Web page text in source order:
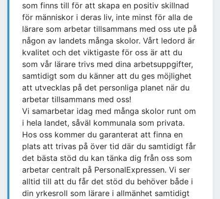
som finns till för att skapa en positiv skillnad
för människor i deras liv, inte minst för alla de
lärare som arbetar tillsammans med oss ute på
någon av landets många skolor. Vårt ledord är
kvalitet och det viktigaste för oss är att du
som vår lärare trivs med dina arbetsuppgifter,
samtidigt som du känner att du ges möjlighet
att utvecklas på det personliga planet när du
arbetar tillsammans med oss!
Vi samarbetar idag med många skolor runt om
i hela landet, såväl kommunala som privata.
Hos oss kommer du garanterat att finna en
plats att trivas på över tid där du samtidigt får
det bästa stöd du kan tänka dig från oss som
arbetar centralt på PersonalExpressen. Vi ser
alltid till att du får det stöd du behöver både i
din yrkesroll som lärare i allmänhet samtidigt